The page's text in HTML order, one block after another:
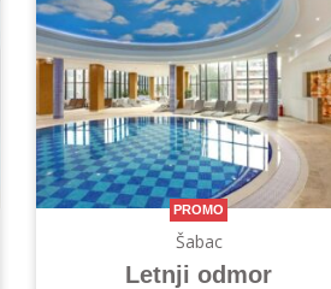
PROMO
Šabac
Letnji odmor